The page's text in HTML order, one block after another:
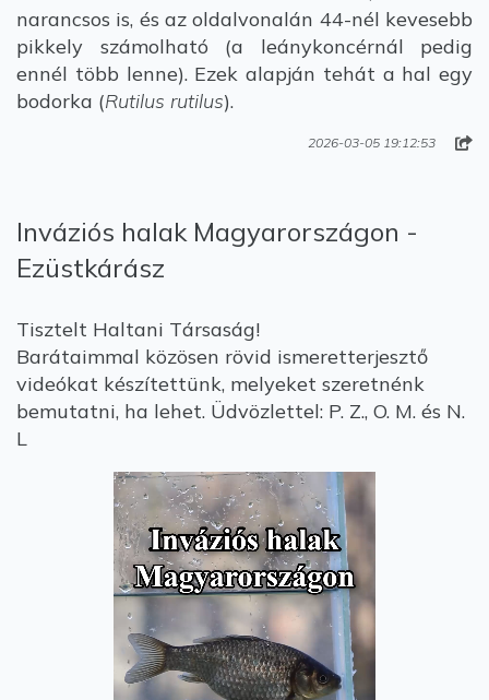
narancsos is, és az oldalvonalán 44-nél kevesebb
pikkely számolható (a leánykoncérnál pedig
ennél több lenne). Ezek alapján tehát a hal egy
bodorka (Rutilus rutilus).
2026-03-05 19:12:53
Inváziós halak Magyarországon -
Ezüstkárász
Tisztelt Haltani Társaság!
Barátaimmal közösen rövid ismeretterjesztő
videókat készítettünk, melyeket szeretnénk
bemutatni, ha lehet. Üdvözlettel: P. Z., O. M. és N.
L